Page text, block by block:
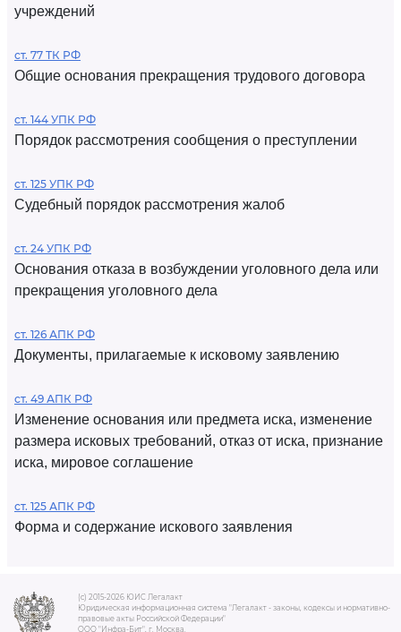
учреждений
ст. 77 ТК РФ
Общие основания прекращения трудового договора
ст. 144 УПК РФ
Порядок рассмотрения сообщения о преступлении
ст. 125 УПК РФ
Судебный порядок рассмотрения жалоб
ст. 24 УПК РФ
Основания отказа в возбуждении уголовного дела или
прекращения уголовного дела
ст. 126 АПК РФ
Документы, прилагаемые к исковому заявлению
ст. 49 АПК РФ
Изменение основания или предмета иска, изменение
размера исковых требований, отказ от иска, признание
иска, мировое соглашение
ст. 125 АПК РФ
Форма и содержание искового заявления
(c) 2015-2026 ЮИС Легалакт
Юридическая информационная система "Легалакт - законы, кодексы и нормативно-
правовые акты Российской Федерации"
ООО "Инфра-Бит", г. Москва.